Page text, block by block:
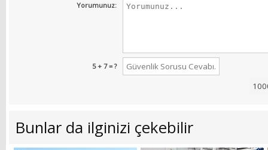
Yorumunuz:
5 + 7 = ?
Bunlar da ilginizi çekebilir